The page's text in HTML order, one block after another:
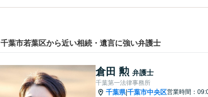
千葉市若葉区から近い相続・遺言に強い弁護士
倉田 勲 弁護士
千葉第一法律事務所
千葉県|千葉市中央区営業時間：